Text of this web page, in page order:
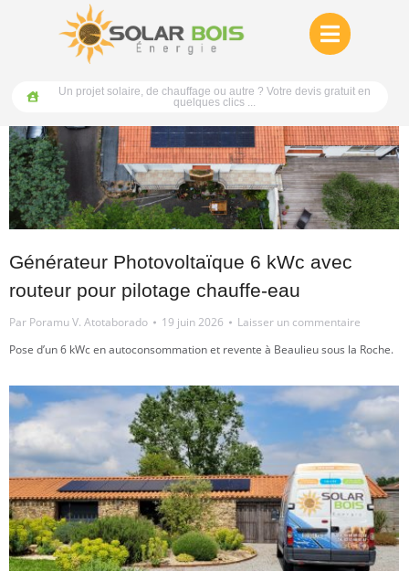
Un projet solaire, de chauffage ou autre ? Votre devis gratuit en
quelques clics ...
Générateur Photovoltaïque 6 kWc avec
routeur pour pilotage chauffe-eau
Par Poramu V. Atotaborado 19 juin 2026
Laisser un commentaire
Pose d’un 6 kWc en autoconsommation et revente à Beaulieu sous la Roche.